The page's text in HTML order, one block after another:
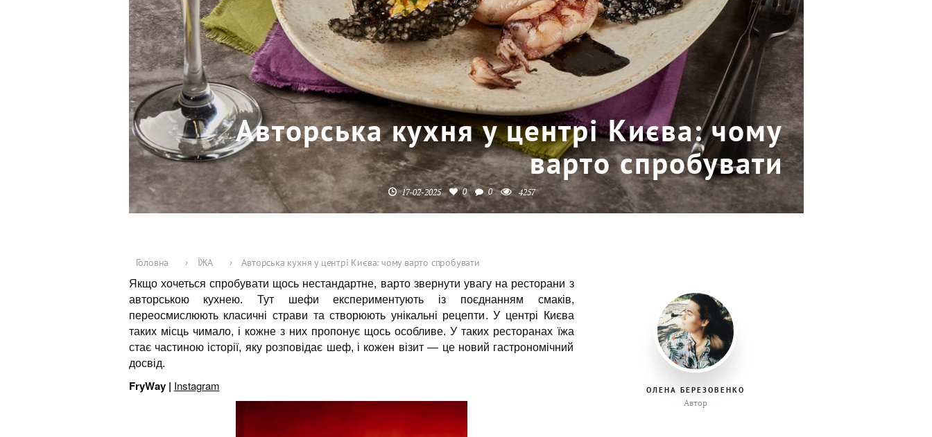
Авторська кухня у центрі Києва: чому
варто спробувати
17-02-2025 0 0 4257
Головна › ЇЖА › Авторська кухня у центрі Києва: чому варто спробувати
Якщо хочеться спробувати щось нестандартне, варто звернути увагу на ресторани з
авторською кухнею. Тут шефи експериментують із поєднанням смаків,
переосмислюють класичні страви та створюють унікальні рецепти. У центрі Києва
таких місць чимало, і кожне з них пропонує щось особливе. У таких ресторанах їжа
стає частиною історії, яку розповідає шеф, і кожен візит — це новий гастрономічний
досвід.
FryWay | Instagram ОЛЕНА БЕРЕЗОВЕНКО
Автор